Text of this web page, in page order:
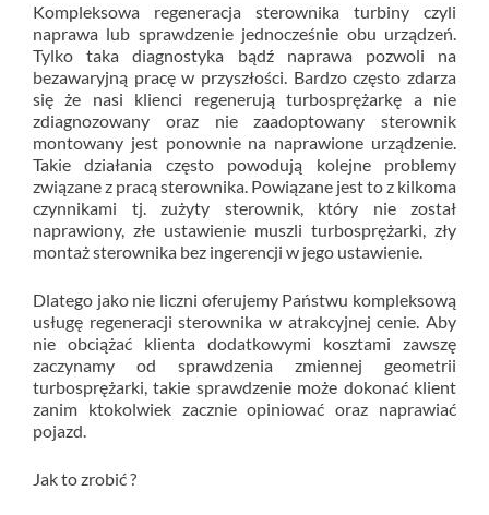
Kompleksowa regeneracja sterownika turbiny czyli
naprawa lub sprawdzenie jednocześnie obu urządzeń.
Tylko taka diagnostyka bądź naprawa pozwoli na
bezawaryjną pracę w przyszłości. Bardzo często zdarza
się że nasi klienci regenerują turbosprężarkę a nie
zdiagnozowany oraz nie zaadoptowany sterownik
montowany jest ponownie na naprawione urządzenie.
Takie działania często powodują kolejne problemy
związane z pracą sterownika. Powiązane jest to z kilkoma
czynnikami tj. zużyty sterownik, który nie został
naprawiony, złe ustawienie muszli turbosprężarki, zły
montaż sterownika bez ingerencji w jego ustawienie.
Dlatego jako nie liczni oferujemy Państwu kompleksową
usługę regeneracji sterownika w atrakcyjnej cenie. Aby
nie obciążać klienta dodatkowymi kosztami zawszę
zaczynamy od sprawdzenia zmiennej geometrii
turbosprężarki, takie sprawdzenie może dokonać klient
zanim ktokolwiek zacznie opiniować oraz naprawiać
pojazd.
Jak to zrobić ?